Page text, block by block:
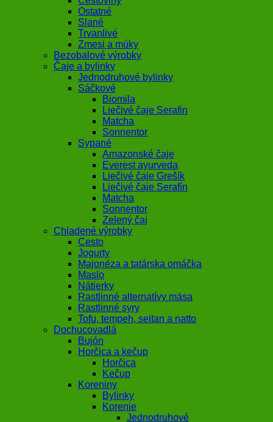
Ostatné
Slané
Trvanlivé
Zmesi a múky
Bezobalové výrobky
Čaje a bylinky
Jednodruhové bylinky
Sáčkové
Biomila
Liečivé čaje Serafin
Matcha
Sonnentor
Sypané
Amazonské čaje
Everest ayurveda
Liečivé čaje Grešík
Liečivé čaje Serafín
Matcha
Sonnentor
Zelený čaj
Chladené výrobky
Cesto
Jogurty
Majonéza a tatárska omáčka
Maslo
Nátierky
Rastlinné alternatívy mäsa
Rastlinné syry
Tofu, tempeh, seitan a natto
Dochucovadlá
Bujón
Horčica a kečup
Horčica
Kečup
Koreniny
Bylinky
Korenie
Jednodruhové